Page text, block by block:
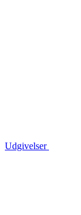
Udgivelser